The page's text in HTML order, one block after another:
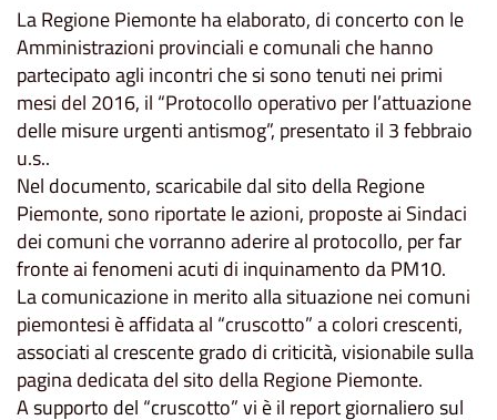
La Regione Piemonte ha elaborato, di concerto con le
Amministrazioni provinciali e comunali che hanno
partecipato agli incontri che si sono tenuti nei primi
mesi del 2016, il “Protocollo operativo per l’attuazione
delle misure urgenti antismog”, presentato il 3 febbraio
u.s..
Nel documento, scaricabile dal sito della Regione
Piemonte, sono riportate le azioni, proposte ai Sindaci
dei comuni che vorranno aderire al protocollo, per far
fronte ai fenomeni acuti di inquinamento da PM10.
La comunicazione in merito alla situazione nei comuni
piemontesi è affidata al “cruscotto” a colori crescenti,
associati al crescente grado di criticità, visionabile sulla
pagina dedicata del sito della Regione Piemonte.
A supporto del “cruscotto” vi è il report giornaliero sul